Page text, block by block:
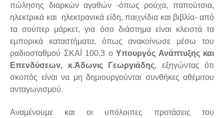
πώλησης διαρκών αγαθών -όπως ρούχα, παπούτσια,
ηλεκτρικά και ηλεκτρονικά είδη, παιχνίδια και βιβλία- από
τα σούπερ μάρκετ, για όσο διάστημα είναι κλειστά τα
εμπορικά καταστήματα, όπως ανακοίνωσε μέσω του
ραδιοσταθμού ΣΚΑΪ 100,3 ο Υπουργός Ανάπτυξης και
Επενδύσεων, κ.Άδωνις Γεωργιάδης, εξηγώντας ότι
σκοπός είναι να μη δημιουργούνται συνθήκες αθέμιτου
ανταγωνισμού.
Αναμένουμε και οι υπόλοιπες προτάσεις του